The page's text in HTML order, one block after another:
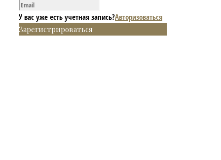
У вас уже есть учетная запись?Авторизоваться
Зарегистрироваться